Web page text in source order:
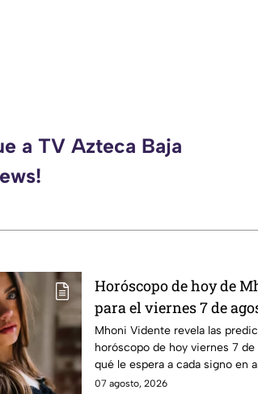
a TV Azteca Baja
Horóscopo de hoy de
para el viernes 7 de
Mhoni Vidente revela las
horóscopo de hoy viernes 7
qué le espera a cada signo en
informamos.
07 agosto, 2026